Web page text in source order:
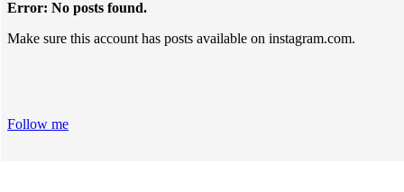
Error: No posts found.
Make sure this account has posts available on instagram.com.
Follow me